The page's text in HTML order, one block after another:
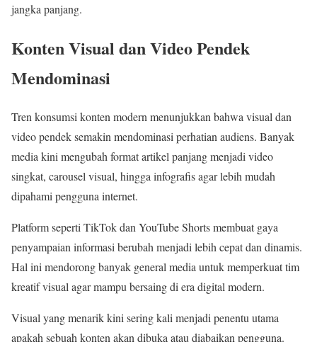
jangka panjang.
Konten Visual dan Video Pendek
Mendominasi
Tren konsumsi konten modern menunjukkan bahwa visual dan
video pendek semakin mendominasi perhatian audiens. Banyak
media kini mengubah format artikel panjang menjadi video
singkat, carousel visual, hingga infografis agar lebih mudah
dipahami pengguna internet.
Platform seperti TikTok dan YouTube Shorts membuat gaya
penyampaian informasi berubah menjadi lebih cepat dan dinamis.
Hal ini mendorong banyak general media untuk memperkuat tim
kreatif visual agar mampu bersaing di era digital modern.
Visual yang menarik kini sering kali menjadi penentu utama
apakah sebuah konten akan dibuka atau diabaikan pengguna.